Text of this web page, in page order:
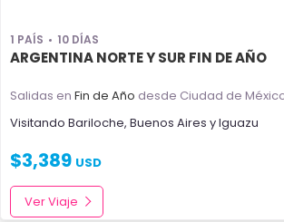
1 PAÍS 10 DÍAS
ARGENTINA NORTE Y SUR FIN DE AÑO
Salidas en Fin de Año desde Ciudad de
Visitando Bariloche, Buenos Aires yIguazu
$3,389 USD
Ver Viaje